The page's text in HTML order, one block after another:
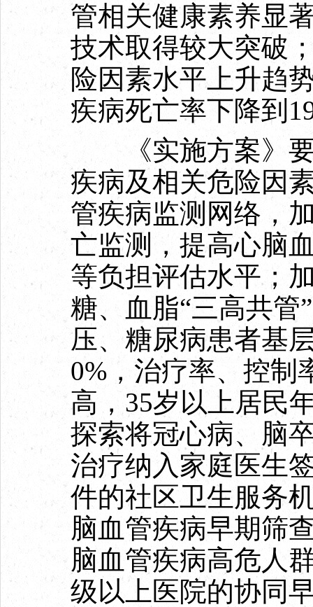
管相关健康素养显
技术取得较大突破
险因素水平上升趋
疾病死亡率下降到
《实施方案》要
疾病及相关危险因
管疾病监测网络，
亡监测，提高心脑
等负担评估水平；
糖、血脂“三高共管
压、糖尿病患者基
0%，治疗率、控制
高，35岁以上居民
探索将冠心病、脑
治疗纳入家庭医生
件的社区卫生服务
脑血管疾病早期筛
脑血管疾病高危人
级以上医院的协同